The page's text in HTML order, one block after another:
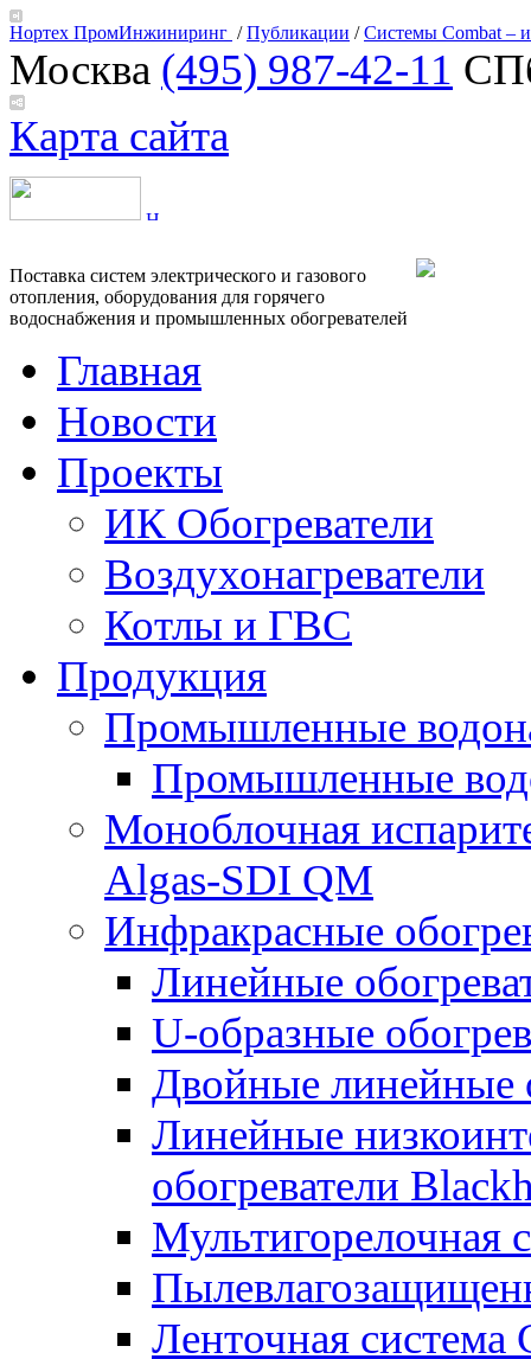
Нортех ПромИнжиниринг /Публикации /Системы Combat –
Москва (495) 987-42-11
Карта сайта
Поставка систем электрического и газового
отопления, оборудования для горячего
водоснабжения и промышленных обогревателей
Главная
Новости
Проекты
ИК Обогреватели
Воздухонагреватели
Котлы и ГВС
Продукция
Промышленные
Промышленные
Моноблочная
Algas-SDI QM
Инфракрасные
Линейные
U-образные
Двойные линейные
Линейные
обогреватели
Мультигорелочная
Ленточная система